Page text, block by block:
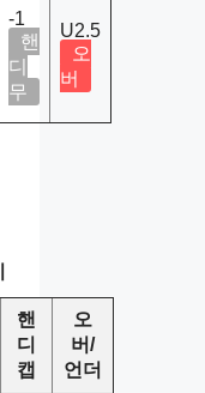
-1
핸
디
무
U2.5
오
버
핸
디
캡
오
버/
언더